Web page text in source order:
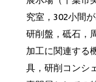
究室，302小間
研削盤，砥石，
加工に関連する
具，研削コンシ